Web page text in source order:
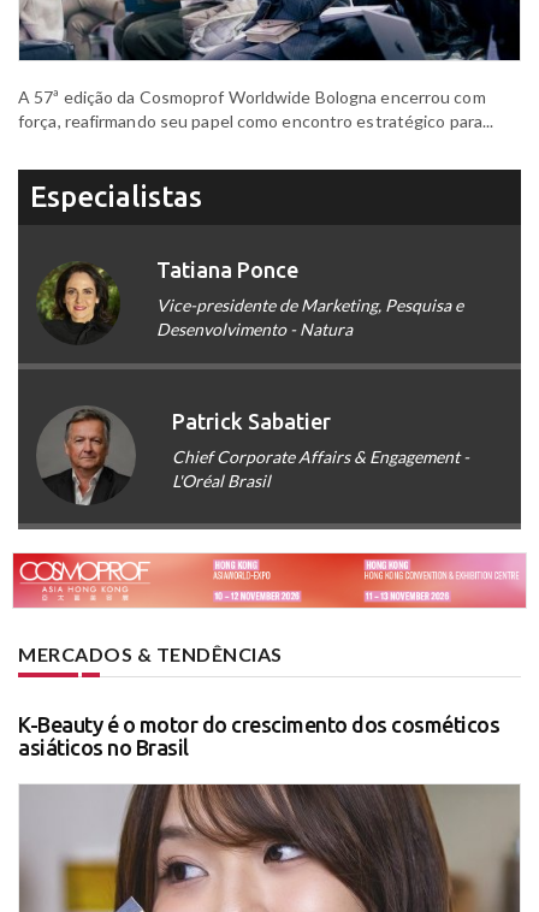
A 57ª edição da Cosmoprof Worldwide Bologna encerrou com
força, reafirmando seu papel como encontro estratégico para...
Especialistas
Tatiana Ponce
Vice-presidente de Marketing, Pesquisa e
Desenvolvimento - Natura
Patrick Sabatier
Chief Corporate Affairs & Engagement -
L'Oréal Brasil
MERCADOS & TENDÊNCIAS
K-Beauty é o motor do crescimento dos cosméticos
asiáticos no Brasil